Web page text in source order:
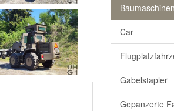
Baumaschinen
Car
Gabelstapler
Gepanzerte